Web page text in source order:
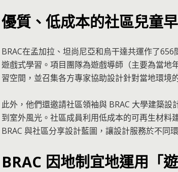
優質、低成本的社區兒童
BRAC在孟加拉、坦尚尼亞和烏干達共運作了
遊戲式學習。項目團隊為遊戲導師（主要為當地
習空間，並召集各方專家協助設計針對當地環境
此外，他們還邀請社區領袖與 BRAC 大學建築
到室外風光。社區成員利用低成本的可再生材料
BRAC 與社區分享設計藍圖，讓設計服務於不同
BRAC 因地制宜地運用「